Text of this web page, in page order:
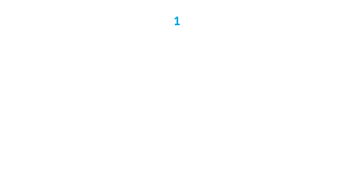
1